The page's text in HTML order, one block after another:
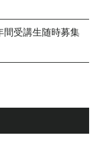
間受講生随時募集